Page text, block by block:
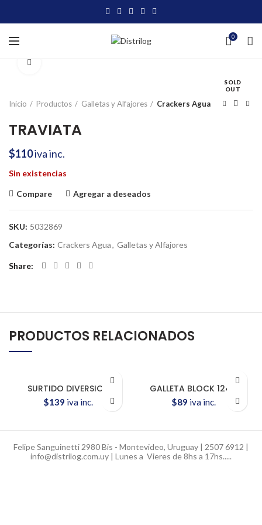
0
SOLD
OUT
Inicio Productos Galletas y Alfajores Crackers Agua
TRAVIATA
$110iva inc.
Sin existencias
Compare Agregar a deseados
SKU: 5032869
Categorías: Crackers Agua, Galletas y Alfajores
Share
PRODUCTOS RELACIONADOS
SURTIDO DIVERSION
$139 iva inc.
GALLETA BLOCK 124G
$89 iva inc.
Felipe Sanguinetti 2980 Bis - Montevideo, Uruguay | 2507 6912 |
info@distrilog.com.uy | Lunes a Vieres de 8hs a 17hs.....